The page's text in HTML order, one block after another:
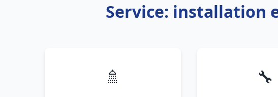
Service: installation
🚿 🔧